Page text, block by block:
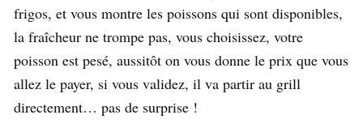
frigos, et vous montre les poissons qui sont disponibles,
la fraîcheur ne trompe pas, vous choisissez, votre
poisson est pesé, aussitôt on vous donne le prix que vous
allez le payer, si vous validez, il va partir au grill
directement… pas de surprise !